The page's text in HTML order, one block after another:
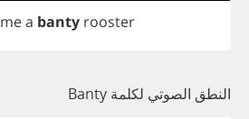
mea banty rooster
النطق الصوتي لكلمة Banty